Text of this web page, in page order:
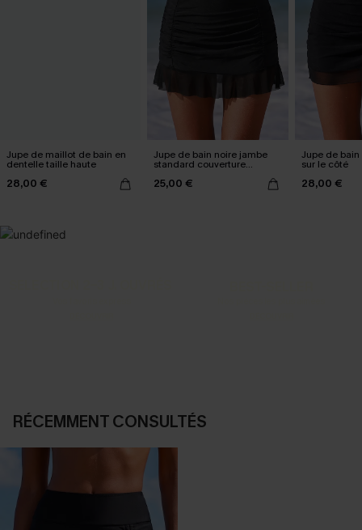
Jupe de maillot de bain en
dentelle taille haute
28,00 €
Jupe de bain noire jambe
standard couverture
25,00 €
Jupe de
sur le côté
28,00 €
RÉCEMMENT CONSULTÉS